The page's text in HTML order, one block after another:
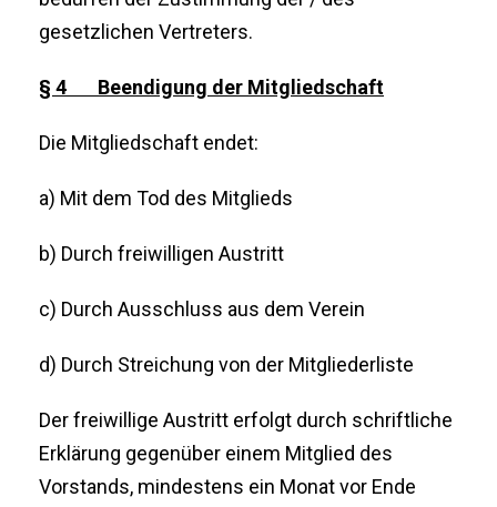
gesetzlichen Vertreters.
§ 4 Beendigung der Mitgliedschaft
Die Mitgliedschaft endet:
a) Mit dem Tod des Mitglieds
b) Durch freiwilligen Austritt
c) Durch Ausschluss aus dem Verein
d) Durch Streichung von der Mitgliederliste
Der freiwillige Austritt erfolgt durch schriftliche
Erklärung gegenüber einem Mitglied des
Vorstands, mindestens ein Monat vor Ende